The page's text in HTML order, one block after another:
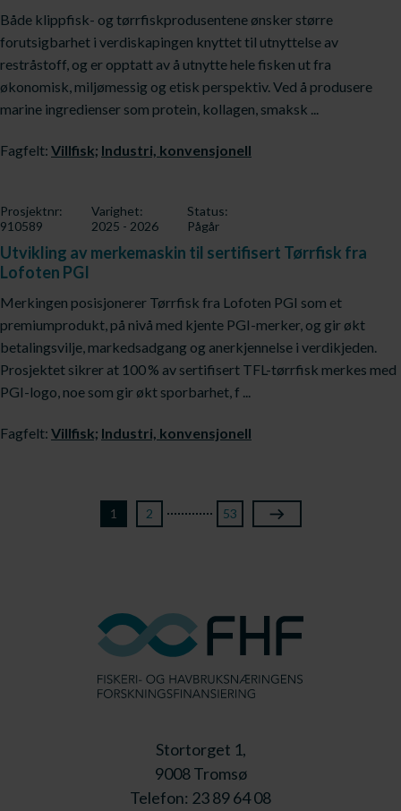
Både klippfisk- og tørrfiskprodusentene ønsker større
forutsigbarhet i verdiskapingen knyttet til utnyttelse av
restråstoff, og er opptatt av å utnytte hele fisken ut fra
økonomisk, miljømessig og etisk perspektiv. Ved å produsere
marine ingredienser som protein, kollagen, smaksk ...
Fagfelt: Villfisk; Industri, konvensjonell
Prosjektnr:
910589
Varighet:
2025 - 2026
Status:
Pågår
Utvikling av merkemaskin til sertifisert Tørrfisk fra
Lofoten PGI
Merkingen posisjonerer Tørrfisk fra Lofoten PGI som et
premiumprodukt, på nivå med kjente PGI-merker, og gir økt
betalingsvilje, markedsadgang og anerkjennelse i verdikjeden.
Prosjektet sikrer at 100 % av sertifisert TFL-tørrfisk merkes med
PGI-logo, noe som gir økt sporbarhet, f ...
Fagfelt: Villfisk; Industri, konvensjonell
1 2 53
Stortorget 1,
9008 Tromsø
Telefon: 23 89 64 08